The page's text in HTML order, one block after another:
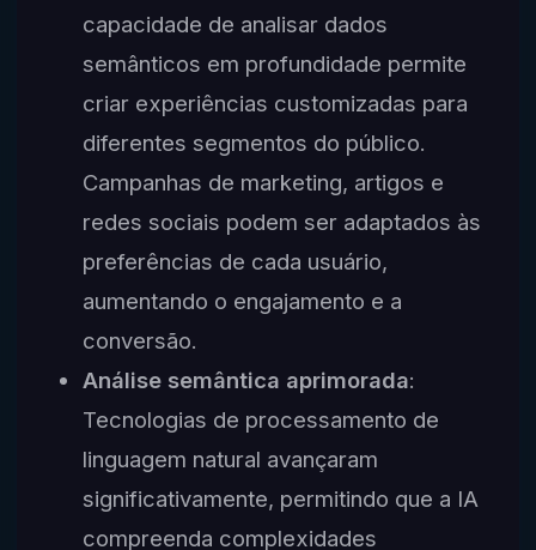
capacidade de analisar dados
semânticos em profundidade permite
criar experiências customizadas para
diferentes segmentos do público.
Campanhas de marketing, artigos e
redes sociais podem ser adaptados às
preferências de cada usuário,
aumentando o engajamento e a
conversão.
Análise semântica aprimorada:
Tecnologias de processamento de
linguagem natural avançaram
significativamente, permitindo que a IA
compreenda complexidades